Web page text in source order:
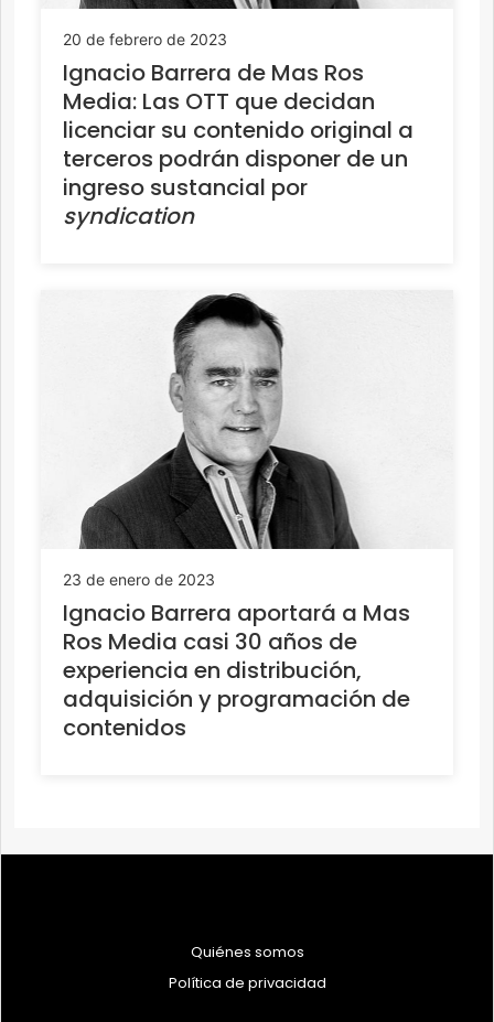
20 de febrero de 2023
Ignacio Barrera de Mas Ros
Media: Las OTT que decidan
licenciar su contenido original a
terceros podrán disponer de un
ingreso sustancial por
syndication
23 de enero de 2023
Ignacio Barrera aportará a Mas
Ros Media casi 30 años de
experiencia en distribución,
adquisición y programación de
contenidos
Quiénes somos
Política de privacidad